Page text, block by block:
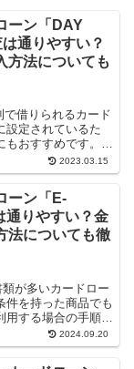
ーン「DAY
通りやすい？
方法についても
借りられるカード
設定されているた
もおすすめです。た
2023.03.15
ーン「E-
通りやすい？金
法についても徹
が多いカードロー
件を持った商品でも
する場合の手順を
2024.09.20